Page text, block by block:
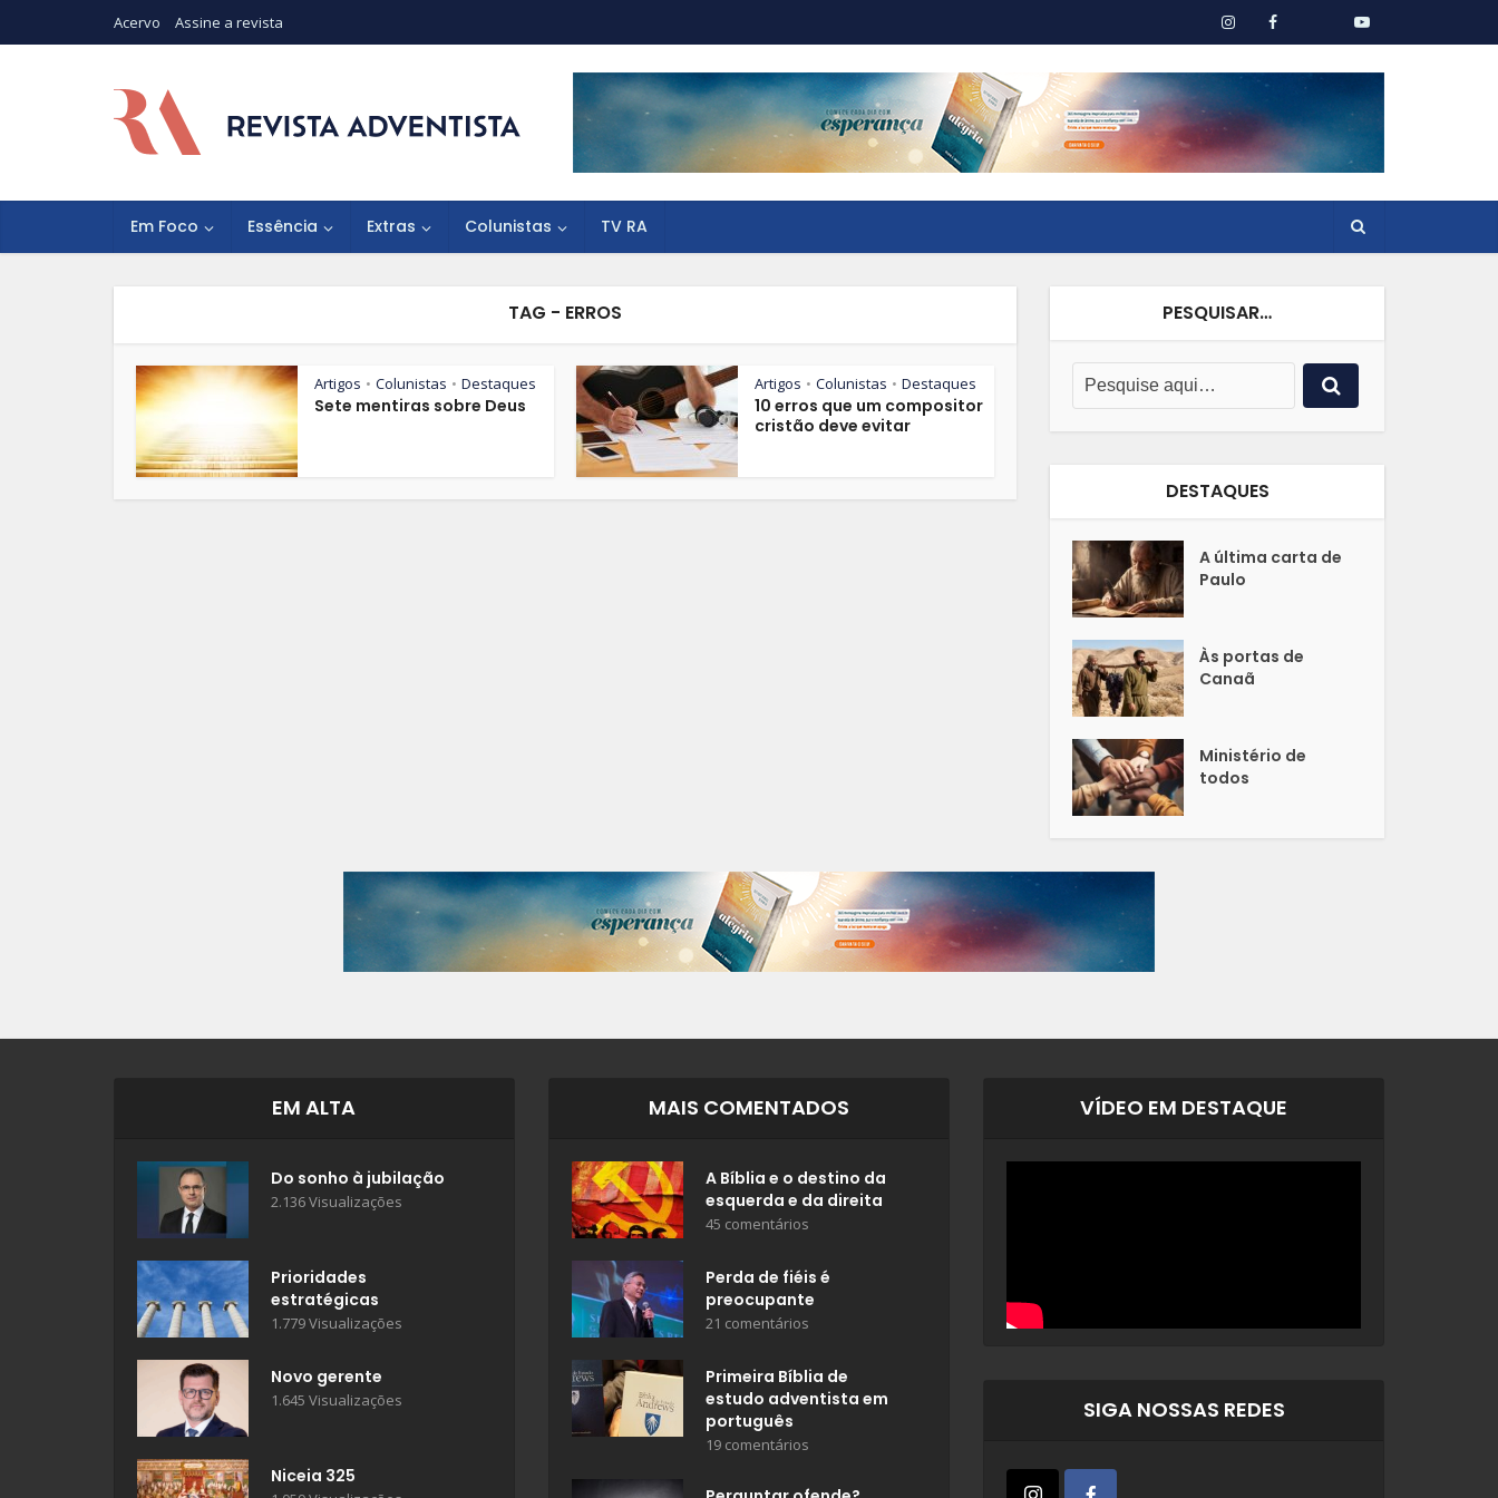
Acervo Assine a revista
Em Foco Essência Extras Colunistas TV RA
TAG - ERROS
Artigos • Colunistas • Destaques
Sete mentiras sobre Deus
Artigos • Colunistas • Destaques
10 erros que um compositor
cristão deve evitar
PESQUISAR…
DESTAQUES
A última carta de
Paulo
Às portas de
Canaã
Ministério de
todos
EM ALTA
Do sonho à jubilação
2.136 Visualizações
Prioridades
estratégicas
1.779 Visualizações
Novo gerente
1.645 Visualizações
Niceia 325
MAIS COMENTADOS
A Bíblia e o destino da
esquerda e da direita
45 comentários
Perda de fiéis é
preocupante
21 comentários
Primeira Bíblia de
estudo adventista em
português
19 comentários
VÍDEO EM DESTAQUE
SIGA NOSSAS REDES